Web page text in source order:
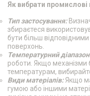
Як вибрати промислові
Тип застосування:
збираєтеся
бути більш
поверхонь.
Температурний
роботи. Якщо механізми
температурам,
Види матеріалів:Якщо
гумою або іншими